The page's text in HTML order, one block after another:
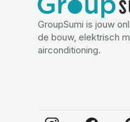
GroupSumi is jouw
de bouw, elektrisch
airconditioning.